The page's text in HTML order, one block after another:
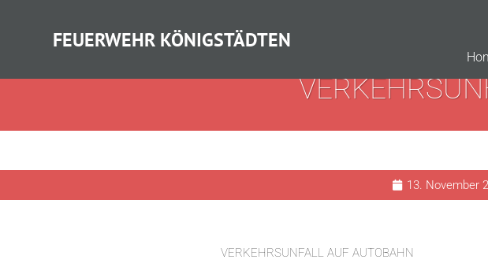
FEUERWEHR KÖNIGSTÄDTEN
13. November
VERKEHRSUNFALL AUF AUTOBAHN